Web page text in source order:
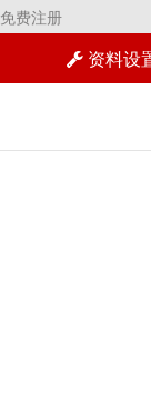
免费注册
资料设